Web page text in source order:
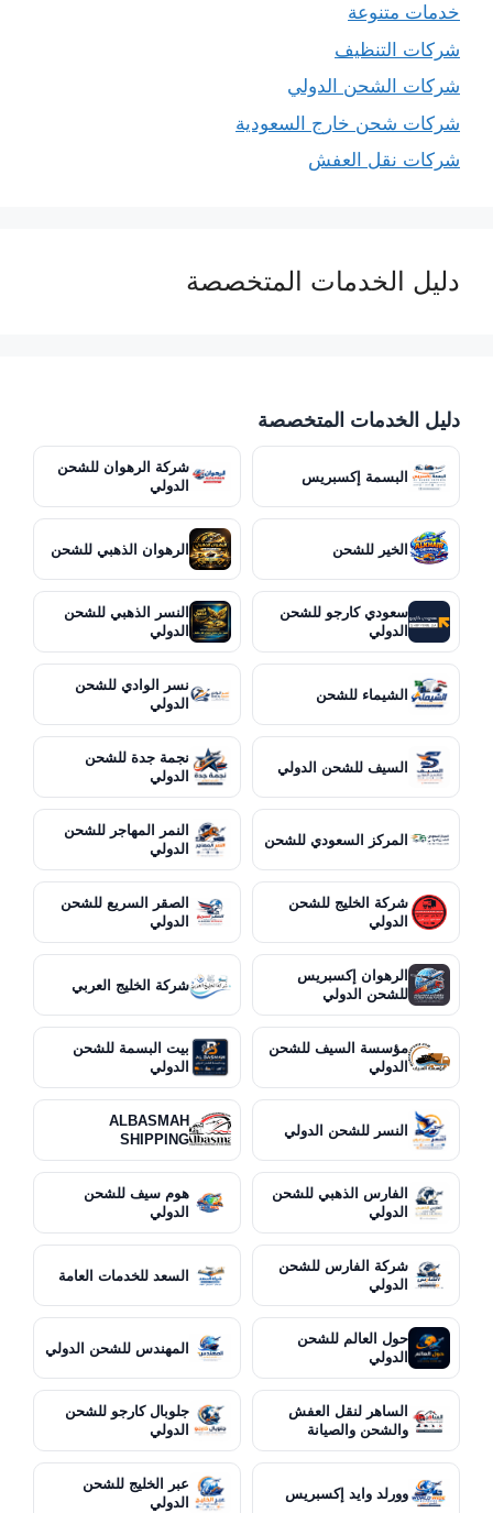
خدمات متنوعة
شركات التنظيف
شركات الشحن الدولي
شركات شحن خارج السعودية
شركات نقل العفش
دليل الخدمات المتخصصة
دليل الخدمات المتخصصة
البسمة إكسبريس
شركة الرهوان للشحن
الدولي
الخير للشحن الرهوان الذهبي للشحن
سعودي كارجو للشحن
الدولي
النسر الذهبي للشحن
الدولي
الشيماء للشحن
نسر الوادي للشحن
الدولي
السيف للشحن الدولي
نجمة جدة للشحن
الدولي
المركز السعودي للشحن
النمر المهاجر للشحن
الدولي
شركة الخليج للشحن
الدولي
الصقر السريع للشحن
الدولي
الرهوان إكسبريس
للشحن الدولي
شركة الخليج العربي
مؤسسة السيف للشحن
الدولي
بيت البسمة للشحن
الدولي
النسر للشحن الدولي
ALBASMAH
SHIPPING
الفارس الذهبي للشحن
الدولي
هوم سيف للشحن
الدولي
شركة الفارس للشحن
الدولي
السعد للخدمات العامة
حول العالم للشحن
الدولي
المهندس للشحن الدولي
الساهر لنقل العفش
والشحن والصيانة
جلوبال كارجو للشحن
الدولي
وورلد وايد إكسبريس
عبر الخليج للشحن
الدولي